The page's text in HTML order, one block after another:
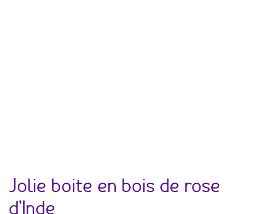
Jolie boite en bois de rose
d’Inde